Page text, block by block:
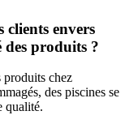
clients envers
produits ?
produits chez
des piscines se
qualité.